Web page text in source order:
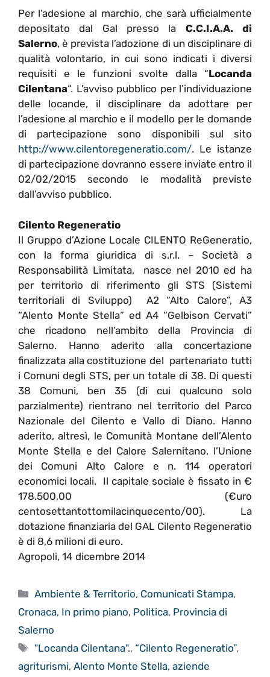
Per l’adesione al marchio, che sarà ufficialmente
depositato dal Gal presso la C.C.I.A.A. di
Salerno, è prevista l’adozione di un disciplinare di
qualità volontario, in cui sono indicati i diversi
requisiti e le funzioni svolte dalla “Locanda
Cilentana“. L’avviso pubblico per l’individuazione
delle locande, il disciplinare da adottare per
l’adesione al marchio e il modello per le domande
di partecipazione sono disponibili sul sito
http://www.cilentoregeneratio.com/. Le istanze
di partecipazione dovranno essere inviate entro il
02/02/2015 secondo le modalità previste
dall’avviso pubblico.
Cilento Regeneratio
Il Gruppo d’Azione Locale CILENTO ReGeneratio,
con la forma giuridica di s.r.l. – Società a
Responsabilità Limitata, nasce nel 2010 ed ha
per territorio di riferimento gli STS (Sistemi
territoriali di Sviluppo) A2 “Alto Calore”, A3
“Alento Monte Stella” ed A4 “Gelbison Cervati”
che ricadono nell’ambito della Provincia di
Salerno. Hanno aderito alla concertazione
finalizzata alla costituzione del partenariato tutti
i Comuni degli STS, per un totale di 38. Di questi
38 Comuni, ben 35 (di cui qualcuno solo
parzialmente) rientrano nel territorio del Parco
Nazionale del Cilento e Vallo di Diano. Hanno
aderito, altresì, le Comunità Montane dell’Alento
Monte Stella e del Calore Salernitano, l’Unione
dei Comuni Alto Calore e n. 114 operatori
economici locali. Il capitale sociale è fissato in €
178.500,00 (€uro
centosettantottomilacinquecento/00). La
dotazione finanziaria del GAL Cilento Regeneratio
è di 8,6 milioni di euro.
Agropoli, 14 dicembre 2014
Categorie
Ambiente & Territorio, Comunicati Stampa,
Cronaca, In primo piano, Politica, Provincia di
Salerno
Tag
"Locanda Cilentana"., “Cilento Regeneratio”,
agriturismi, Alento Monte Stella, aziende